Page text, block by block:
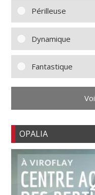
Périlleuse
Dynamique
Fantastique
OPALIA